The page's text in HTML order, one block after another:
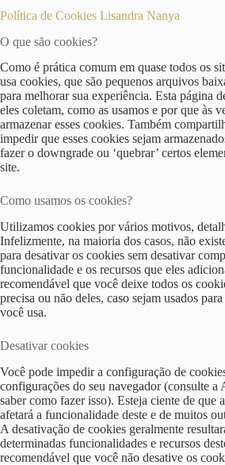
Política de Cookies Lisandra Nanya
O que são cookies?
Como é prática comum em quase todos os
usa cookies, que são pequenos arquivos
para melhorar sua experiência. Esta página
eles coletam, como as usamos e por que às
armazenar esses cookies. Também
impedir que esses cookies sejam
fazer o downgrade ou ‘quebrar’ certos
site.
Como usamos os cookies?
Utilizamos cookies por vários motivos,
Infelizmente, na maioria dos casos, não
para desativar os cookies sem desativar
funcionalidade e os recursos que eles
recomendável que você deixe todos os
precisa ou não deles, caso sejam usados
você usa.
Desativar cookies
Você pode impedir a configuração de
configurações do seu navegador (consulte a
saber como fazer isso). Esteja ciente de que
afetará a funcionalidade deste e de muitos
A desativação de cookies geralmente
determinadas funcionalidades e recursos
recomendável que você não desative os